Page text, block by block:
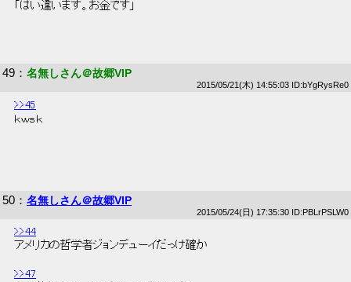
「はい違います。お金です」
49 ： 名無しさん＠故郷VIP
2015/05/21(木) 14:55:03 ID:bYgRysRe0
>>45
ｋｗｓｋ
50 ： 名無しさん＠故郷VIP
2015/05/24(日) 17:35:30 ID:PBLrPSLW0
>>44
アメリカの哲学者ジョンデューイだっけ確か
>>47